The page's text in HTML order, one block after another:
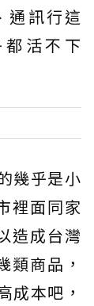
通訊行這
活不下
幾乎是小
裡面同家
造成台灣
類商品，
成本吧，